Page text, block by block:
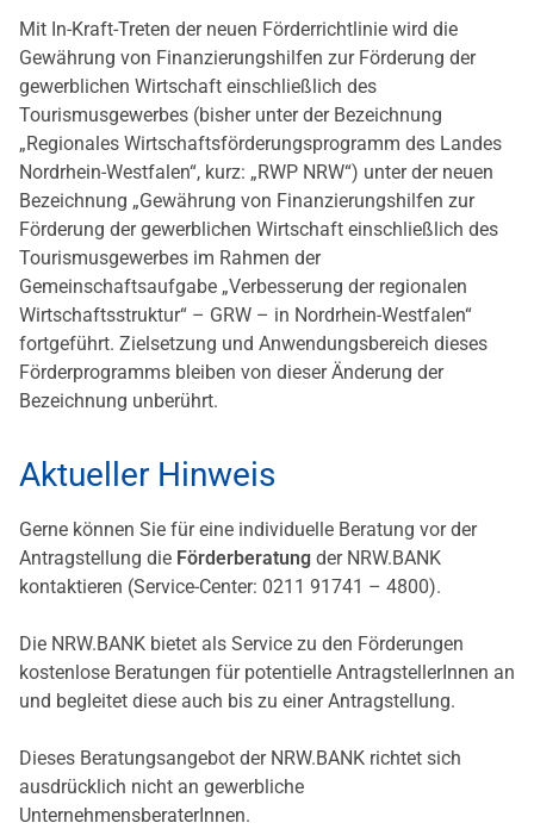
Mit In-Kraft-Treten der neuen Förderrichtlinie wird die
Gewährung von Finanzierungshilfen zur Förderung der
gewerblichen Wirtschaft einschließlich des
Tourismusgewerbes (bisher unter der Bezeichnung
„Regionales Wirtschaftsförderungsprogramm des Landes
Nordrhein-Westfalen“, kurz: „RWP NRW“) unter der neuen
Bezeichnung „Gewährung von Finanzie­rungshilfen zur
Förderung der gewerblichen Wirtschaft einschließlich des
Tourismusgewerbes im Rahmen der
Gemeinschaftsaufgabe „Verbesserung der regionalen
Wirtschaftsstruktur“ – GRW – in Nordrhein-Westfalen“
fortgeführt. Zielsetzung und Anwendungsbereich dieses
Förderprogramms bleiben von dieser Änderung der
Bezeichnung unberührt.
Aktueller Hinweis
Gerne können Sie für eine individuelle Beratung vor der
Antragstellung die Förderberatung der NRW.BANK
kontaktieren (Service-Center: 0211 91741 – 4800).
Die NRW.BANK bietet als Service zu den Förderungen
kostenlose Beratungen für potentielle AntragstellerInnen an
und begleitet diese auch bis zu einer Antragstellung.
Dieses Beratungsangebot der NRW.BANK richtet sich
ausdrücklich nicht an gewerbliche
UnternehmensberaterInnen.